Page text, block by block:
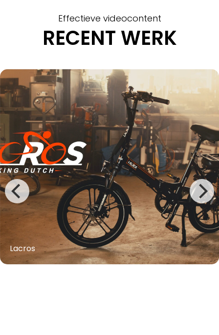
Effectieve videocontent
RECENT WERK
Lacros